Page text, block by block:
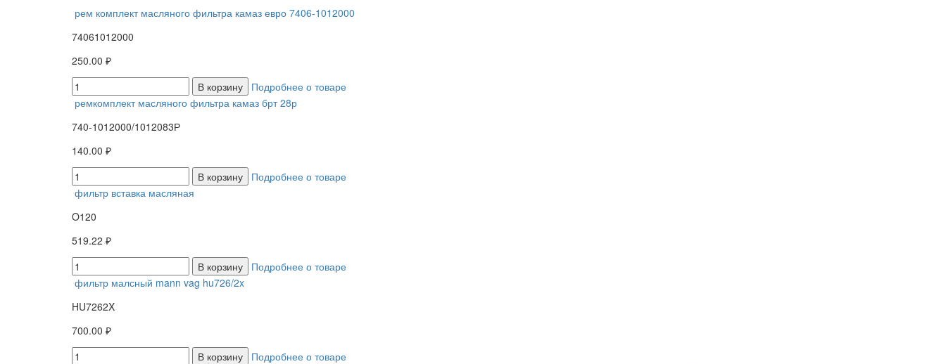
рем комплект масляного фильтра камаз евро 7406-1012000
74061012000
250.00 ₽
В корзину
Подробнее о товаре
ремкомплект масляного фильтра камаз брт 28р
740-1012000/1012083Р
140.00 ₽
В корзину
Подробнее о товаре
фильтр вставка масляная
O120
519.22 ₽
В корзину
Подробнее о товаре
фильтр малсный mann vag hu726/2x
HU7262X
700.00 ₽
В корзину
Подробнее о товаре